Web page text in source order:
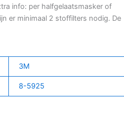
info: per halfgelaatsmasker of
er minimaal 2 stoffilters nodig. De
3M
8-5925